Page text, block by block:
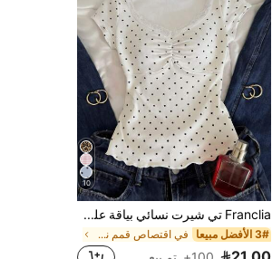
10
Franclia تي شيرت نسائي بياقة على شكل حرف V وأكمام قصيرة مع بقع بيضاء على الدانتيل، ملابس علوية محصورة الخصر بكشكشة وذيل مكشكش بطراز حلو وحاد
3# الأفضل مبيعا في اقتصاص قمم نسائية